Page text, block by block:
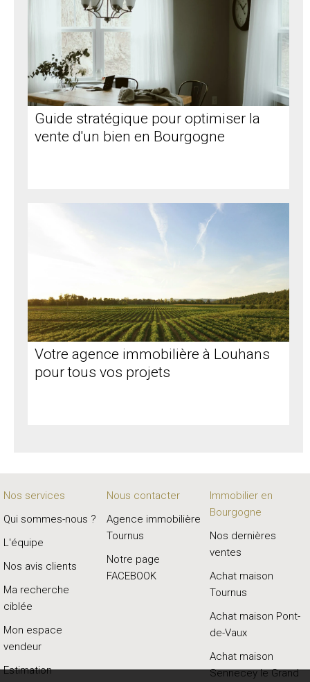
Guide stratégique pour optimiser la
vente d'un bien en Bourgogne
Votre agence immobilière à Louhans
pour tous vos projets
Nos services
Qui sommes-nous ?
L'équipe
Nos avis clients
Ma recherche
ciblée
Mon espace
vendeur
Estimation
Nous contacter
Agence immobilière
Tournus
Notre page
FACEBOOK
Immobilier en
Bourgogne
Nos dernières
ventes
Achat maison
Tournus
Achat maison Pont-
de-Vaux
Achat maison
Sennecey le Grand